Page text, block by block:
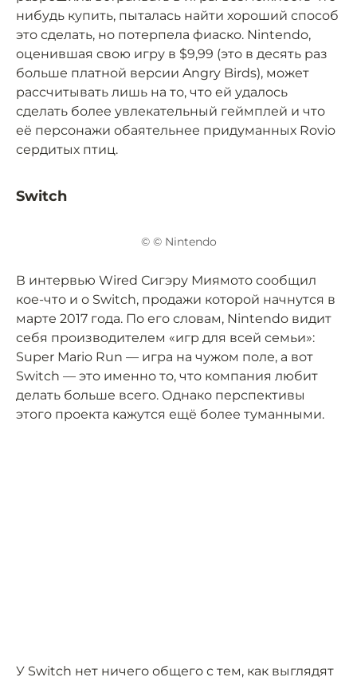
нибудь купить, пыталась найти хороший способ
это сделать, но потерпела фиаско. Nintendo,
оценившая свою игру в $9,99 (это в десять раз
больше платной версии Angry Birds), может
рассчитывать лишь на то, что ей удалось
сделать более увлекательный геймплей и что
её персонажи обаятельнее придуманных Rovio
сердитых птиц.
Switch
© © Nintendo
В интервью Wired Сигэру Миямото сообщил
кое-что и о Switch, продажи которой начнутся в
марте 2017 года. По его словам, Nintendo видит
себя производителем «игр для всей семьи»:
Super Mario Run — игра на чужом поле, а вот
Switch — это именно то, что компания любит
делать больше всего. Однако перспективы
этого проекта кажутся ещё более туманными.
У Switch нет ничего общего с тем, как выглядят